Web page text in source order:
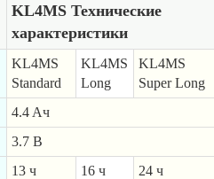
KL4MS Технические
характеристики
KL4MS
Standard
KL4MS
Long
KL4MS
Super Long
4.4 Aч
3.7 В
13 ч 16 ч
24 ч